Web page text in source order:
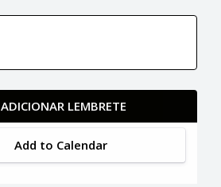
ADICIONAR LEMBRETE
Add to Calendar